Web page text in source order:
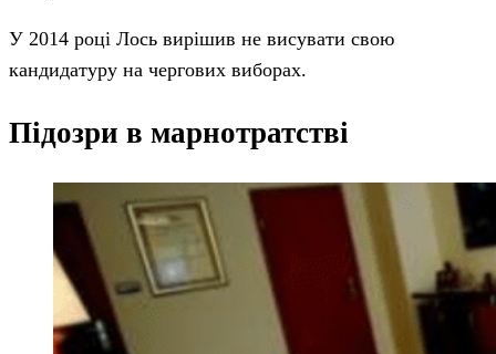
У 2014 році Лось вирішив не висувати свою
кандидатуру на чергових виборах.
Підозри в марнотратстві